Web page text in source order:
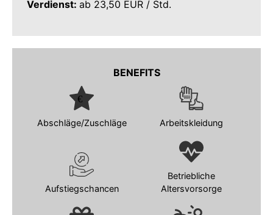
Verdienst: ab 23,50 EUR / Std.
BENEFITS
Abschläge/Zuschläge Arbeitskleidung
Aufstiegschancen
Betriebliche
Altersvorsorge